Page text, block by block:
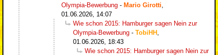
Olympia-Bewerbung - Mario Girotti
01.06.2026, 14:07
Wie schon 2015: Hamburger sagen Nein zur
Olympia-Bewerbung - TobiHH
01.06.2026, 18:43
Wie schon 2015: Hamburger sagen Nein zur